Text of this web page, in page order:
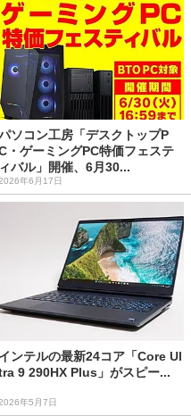
ソコン工房「デスクトップP
・ゲーミングPC特価フェステ
ィバル」開催、6月30...
年6月17日
インテルの最新24コア「Core Ul
9 290HX Plus」がスピー...
年5月7日